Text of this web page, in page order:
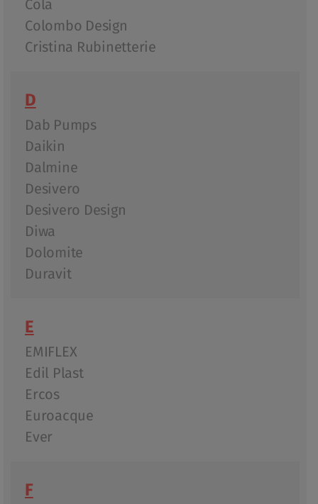
Cola
Colombo Design
Cristina Rubinetterie
D
Dab Pumps
Daikin
Dalmine
Desivero
Desivero Design
Diwa
Dolomite
Duravit
E
EMIFLEX
Edil Plast
Ercos
Euroacque
Ever
F